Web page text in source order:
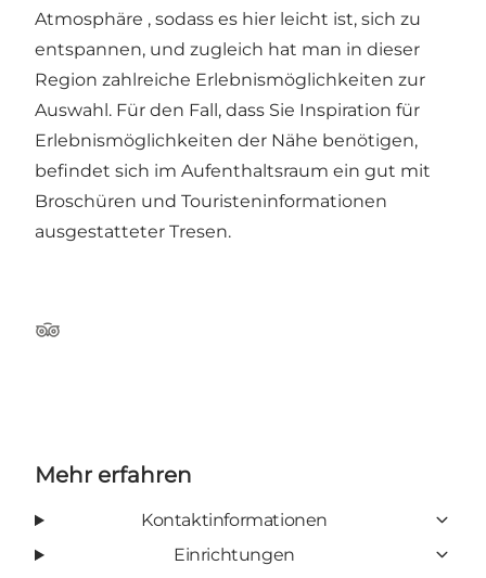
Atmosphäre , sodass es hier leicht ist, sich zu
entspannen, und zugleich hat man in dieser
Region zahlreiche Erlebnismöglichkeiten zur
Auswahl. Für den Fall, dass Sie Inspiration für
Erlebnismöglichkeiten der Nähe benötigen,
befindet sich im Aufenthaltsraum ein gut mit
Broschüren und Touristeninformationen
ausgestatteter Tresen.
TripAdvisor
Mehr erfahren
Kontaktinformationen
Einrichtungen